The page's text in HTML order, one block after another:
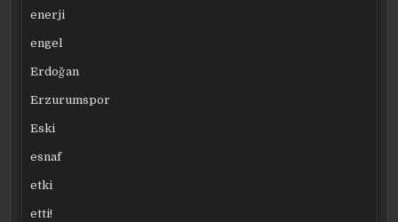
enerji
engel
Erdoğan
Erzurumspor
Eski
esnaf
etki
etti!